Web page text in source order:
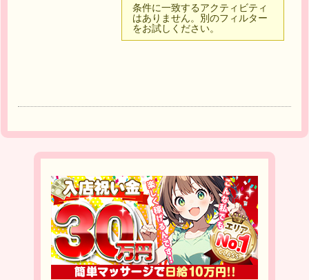
条件に一致するアクティビティ
はありません。別のフィルター
をお試しください。